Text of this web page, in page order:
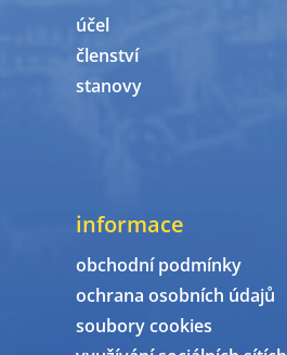
účel
členství
stanovy
informace
obchodní podmínky
ochrana osobních údajů
soubory cookies